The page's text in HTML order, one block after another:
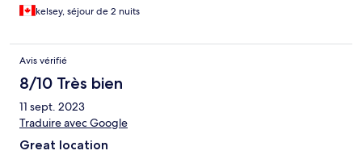
kelsey, séjour de 2 nuits
Avis vérifié
8/10 Très bien
11 sept. 2023
Traduire avec Google
Great location